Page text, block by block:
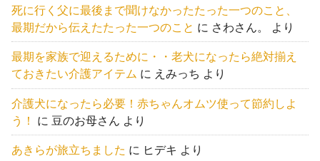
死に行く父に最後まで聞けなかったたった一つのこと、
最期だから伝えたたった一つのこと に さわさん。 より
最期を家族で迎えるために・・老犬になったら絶対揃え
ておきたい介護アイテム に えみっち より
介護犬になったら必要！赤ちゃんオムツ使って節約しよ
う！
に 豆のお母さん より
あきらが旅立ちました に ヒデキ より